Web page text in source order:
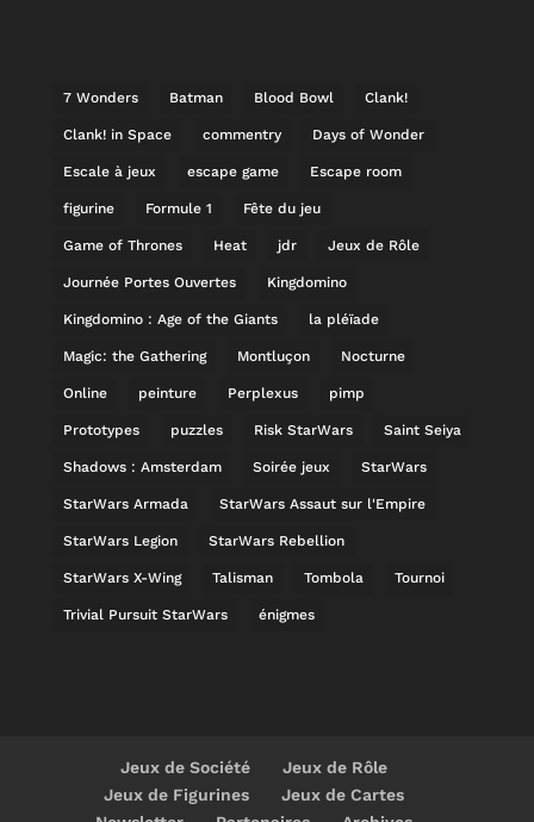
7 Wonders Batman Blood Bowl Clank!
Clank! in Space commentry Days of Wonder
Escale à jeux escape game Escape room
figurine Formule 1 Fête du jeu
Game of Thrones Heat jdr Jeux de Rôle
Journée Portes Ouvertes Kingdomino
Kingdomino : Age of the Giants la pléïade
Magic: the Gathering Montluçon Nocturne
Online peinture Perplexus pimp
Prototypes puzzles Risk StarWars Saint Seiya
Shadows : Amsterdam Soirée jeux StarWars
StarWars Armada StarWars Assaut sur l'Empire
StarWars Legion StarWars Rebellion
StarWars X-Wing Talisman Tombola Tournoi
Trivial Pursuit StarWars énigmes
Jeux de Société
Jeux de Rôle
Jeux de Figurines
Jeux de Cartes